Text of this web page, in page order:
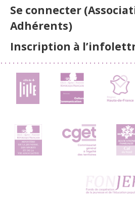
Se connecter
Adhérents)
Inscription à